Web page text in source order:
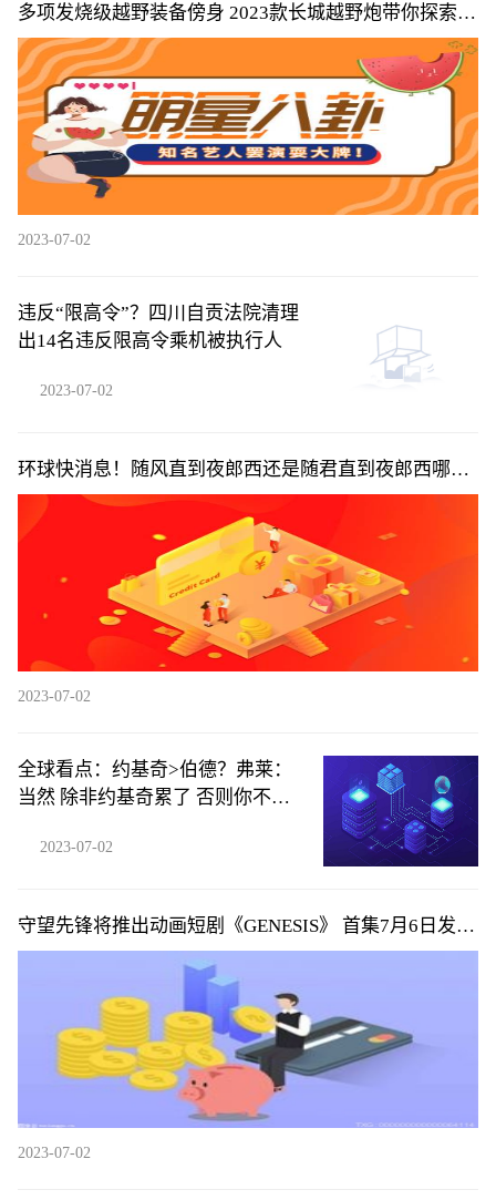
多项发烧级越野装备傍身 2023款长城越野炮带你探索超
燃夏日越野旅程
2023-07-02
违反“限高令”？四川自贡法院清理
出14名违反限高令乘机被执行人
2023-07-02
环球快消息！随风直到夜郎西还是随君直到夜郎西哪个
更好_随风直到夜郎西还是随君直到夜郎西
2023-07-02
全球看点：约基奇>伯德？弗莱：
当然 除非约基奇累了 否则你不可
2023-07-02
守望先锋将推出动画短剧《GENESIS》 首集7月6日发布|
环球微头条
2023-07-02